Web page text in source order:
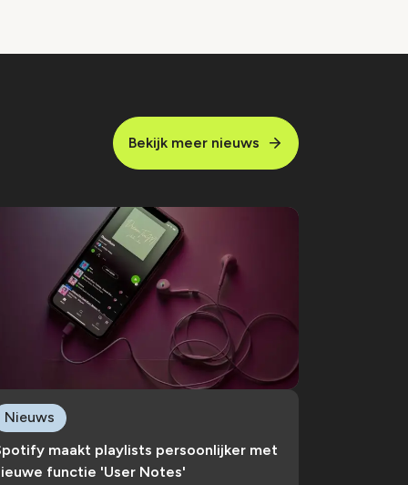
Bekijk meer nieuws
maakt playlists persoonlijker met
functie 'User Notes'
Nieuws